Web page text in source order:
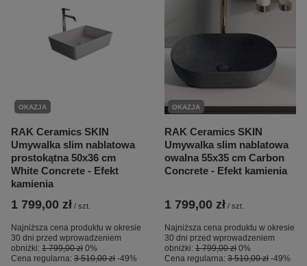
OKAZJA
RAK Ceramics SKIN
Umywalka slim nablatowa
prostokątna 50x36 cm
White Concrete - Efekt
kamienia
1 799,00 zł / szt.
Najniższa cena produktu w okresie
30 dni przed wprowadzeniem
obniżki: 1 799,00 zł 0%
Cena regularna: 3 510,00 zł -49%
OKAZJA
RAK Ceramics SKIN
Umywalka slim nablatowa
owalna 55x35 cm Carbon
Concrete - Efekt kamienia
1 799,00 zł / szt.
Najniższa cena produktu w okresie
30 dni przed wprowadzeniem
obniżki: 1 799,00 zł 0%
Cena regularna: 3 510,00 zł -49%